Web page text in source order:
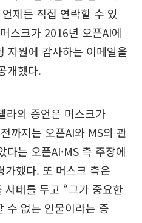
제든 직접 연락할 수 있
스크가 2016년 오픈AI에
지원에 감사하는 이메일을
개했다.
라의 증언은 머스크가
까지는 오픈AI와 MS의 관
는 오픈AI·MS 측 주장에
가했다. 또 머스크 측은
태를 두고 “그가 중요한
수 없는 인물이라는 증